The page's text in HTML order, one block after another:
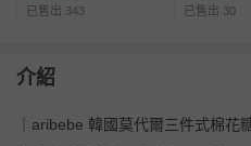
已售出 343 已售出 30
介紹
｜aribebe 韓國莫代爾三件式棉花